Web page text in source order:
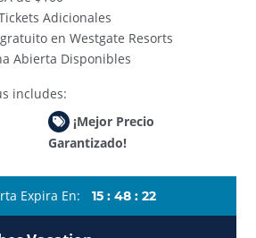
Adicionales
en Westgate Resorts
Abierta Disponibles
includes:
¡Mejor Precio
Garantizado!
Expira En 15 : 48 : 20